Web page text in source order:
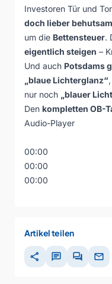
Investoren Tür und
doch lieber
um die Bettensteuer.
eigentlich steigen –
Und auch Potsdams
„blaue Lichterglanz“
nur noch „blauer
Den kompletten OB-
Audio-Player
00:00
00:00
00:00
Artikel teilen
share chat forum mail